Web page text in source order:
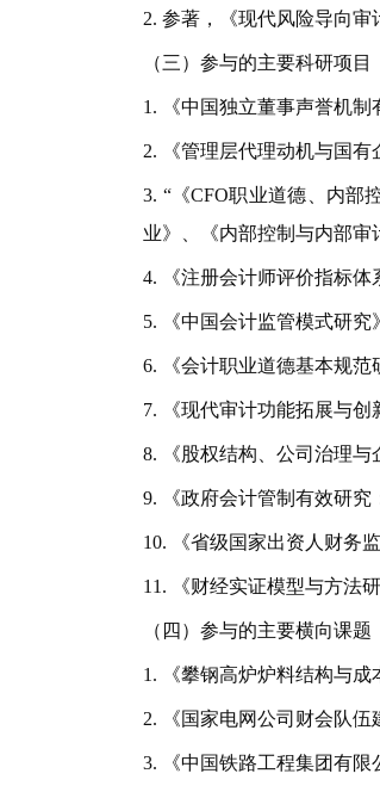
2. 参著，《现代风险导向审
（三）参与的主要科研项目
1. 《中国独立董事声誉机
2. 《管理层代理动机与国
3. “《CFO职业道德、内部
业》、《内部控制与内部审
4. 《注册会计师评价指标
5. 《中国会计监管模式研究
6. 《会计职业道德基本规
7. 《现代审计功能拓展与
8. 《股权结构、公司治理
9. 《政府会计管制有效研
10. 《省级国家出资人财务
11. 《财经实证模型与方法
（四）参与的主要横向课题
1. 《攀钢高炉炉料结构与
2. 《国家电网公司财会队
3. 《中国铁路工程集团有